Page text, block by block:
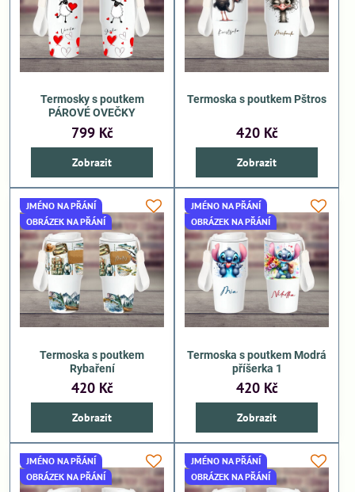
Termosky s poutkem
PÁROVÉ OVEČKY
799 Kč
Zobrazit
Termoska s poutkem Pštros
420 Kč
Zobrazit
JMÉNO NA PŘÁNÍ
OBRÁZEK NA PŘÁNÍ
Termoska s poutkem
Rybaření
420 Kč
Zobrazit
JMÉNO NA PŘÁNÍ
OBRÁZEK NA PŘÁNÍ
Termoska s poutkem Modrá
příšerka 1
420 Kč
Zobrazit
JMÉNO NA PŘÁNÍ
OBRÁZEK NA PŘÁNÍ
JMÉNO NA PŘÁNÍ
OBRÁZEK NA PŘÁNÍ